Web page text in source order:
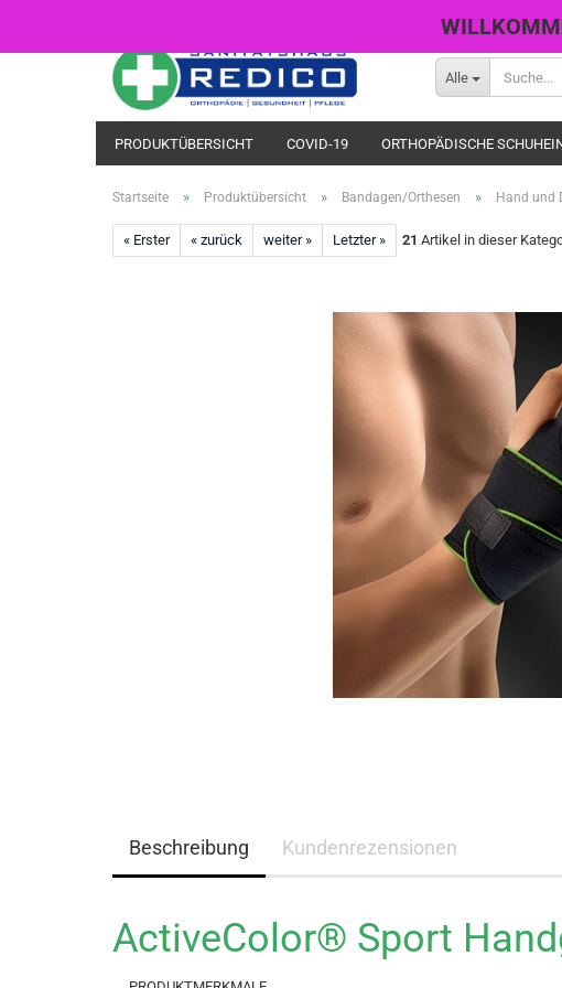
Alle
PRODUKTÜBERSICHT COVID-19 ORTHOPÄDISCHE
Startseite » Produktübersicht » Bandagen/Orthesen » Hand und
« Erster « zurück weiter » Letzter » 21 Artikel in dieser
Beschreibung Kundenrezensionen
ActiveColor® Sport